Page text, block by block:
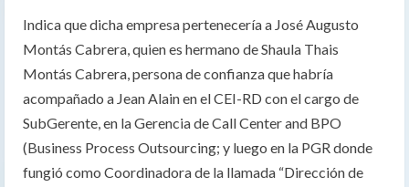
Indica que dicha empresa pertenecería a José Augusto
Montás Cabrera, quien es hermano de Shaula Thais
Montás Cabrera, persona de confianza que habría
acompañado a Jean Alain en el CEI-RD con el cargo de
SubGerente, en la Gerencia de Call Center and BPO
(Business Process Outsourcing; y luego en la PGR donde
fungió como Coordinadora de la llamada “Dirección de